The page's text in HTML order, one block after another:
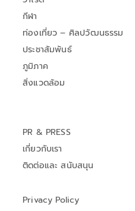
กีฬา
ท่องเที่ยว – ศิลปวัฒนธรรม
ประชาสัมพันธ์
ภูมิภาค
สิ่งแวดล้อม
PR & PRESS
เกี่ยวกับเรา
ติดต่อและ สนับสนุน
Privacy Policy